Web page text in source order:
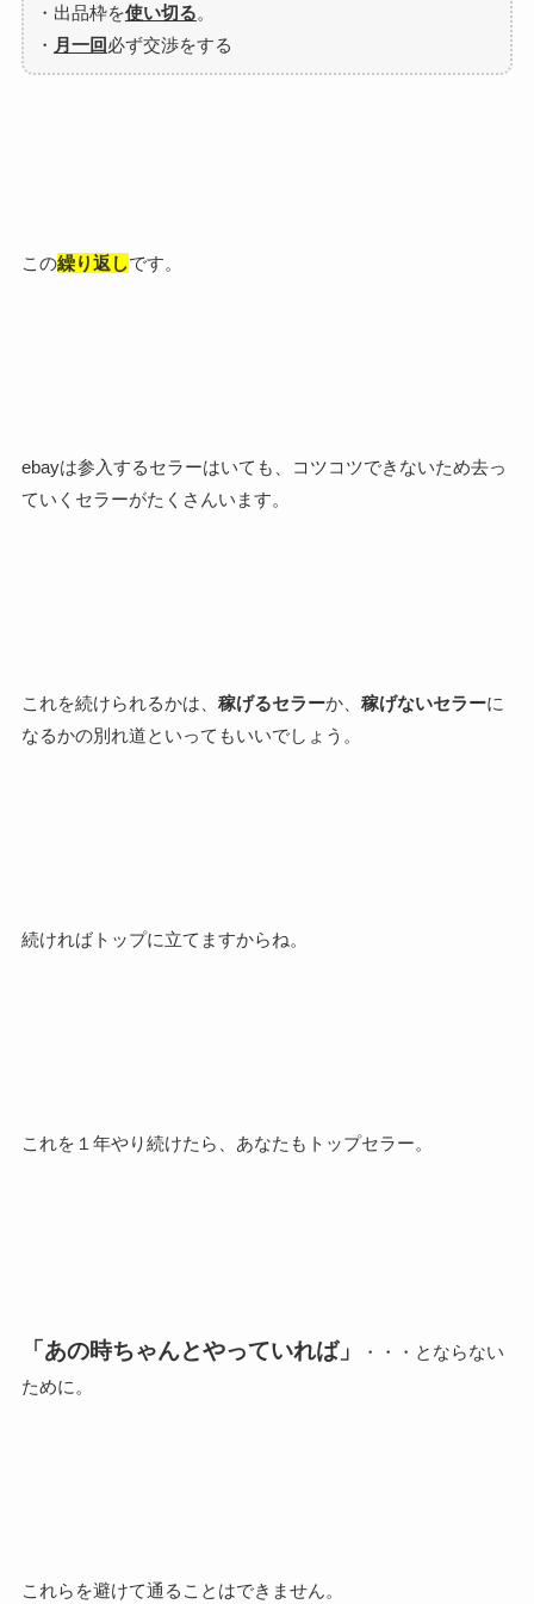
・出品枠を使い切る。
・ 月一回必ず交渉をする
この繰り返しです。
ebayは参入するセラーはいても、コツコツできないため去っ
ていくセラーがたくさんいます。
これを続けられるかは、 稼げるセラーか、 稼げないセラーに
なるかの別れ道といってもいいでしょう。
続ければトップに立てますからね。
これを１年やり続けたら、あなたもトップセラー。
「あの時ちゃんとやっていれば」
・・・とならない
ために。
これらを避けて通ることはできません。